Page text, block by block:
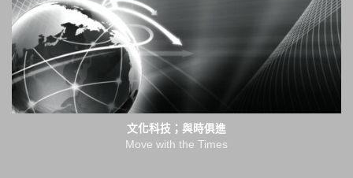
文化科技；與時俱進
Move with the Times